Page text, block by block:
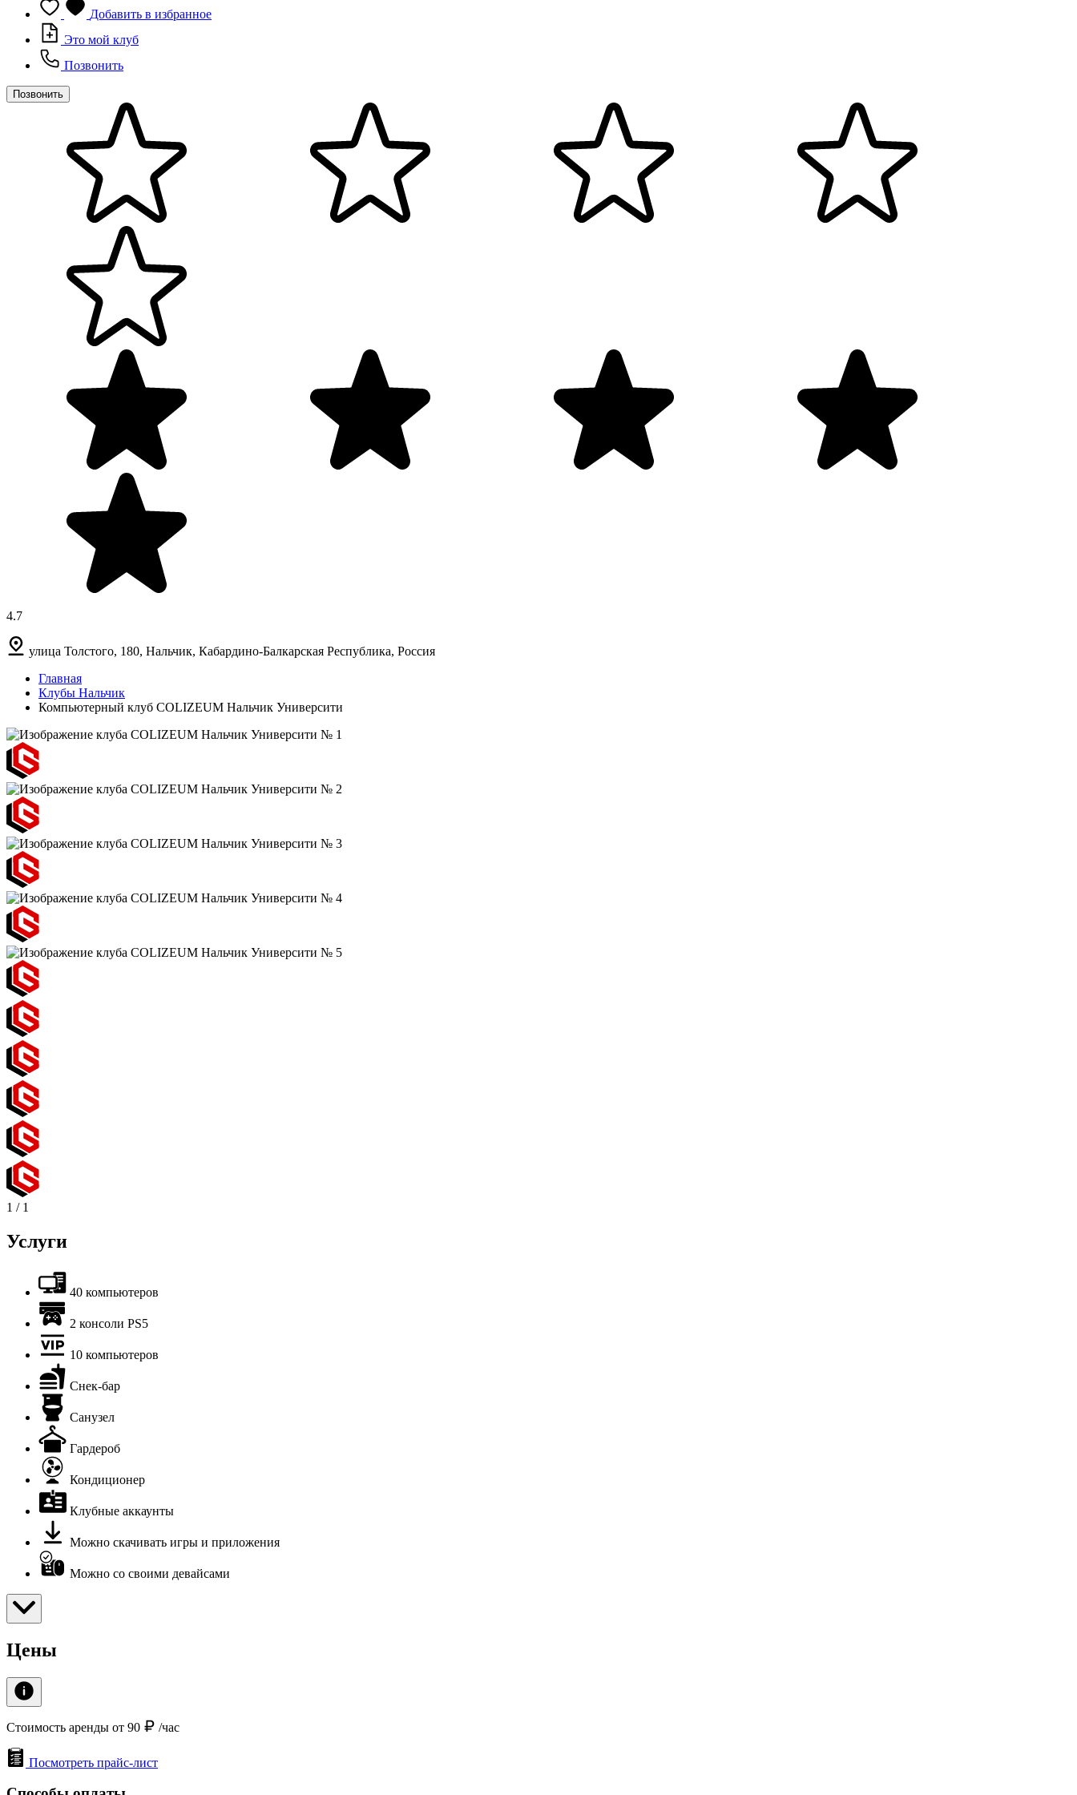
Добавить в избранное
Это мой клуб
Позвонить
Позвонить
4.7
улица Толстого, 180, Нальчик, Кабардино-Балкарская Республика, Россия
Главная
Клубы Нальчик
Компьютерный клуб COLIZEUM Нальчик Университи
1 / 1
Услуги
40 компьютеров
2 консоли PS5
10 компьютеров
Снек-бар
Санузел
Гардероб
Кондиционер
Клубные аккаунты
Можно скачивать игры и приложения
Можно со своими девайсами
Цены
Стоимость аренды от 90 /час
Посмотреть прайс-лист